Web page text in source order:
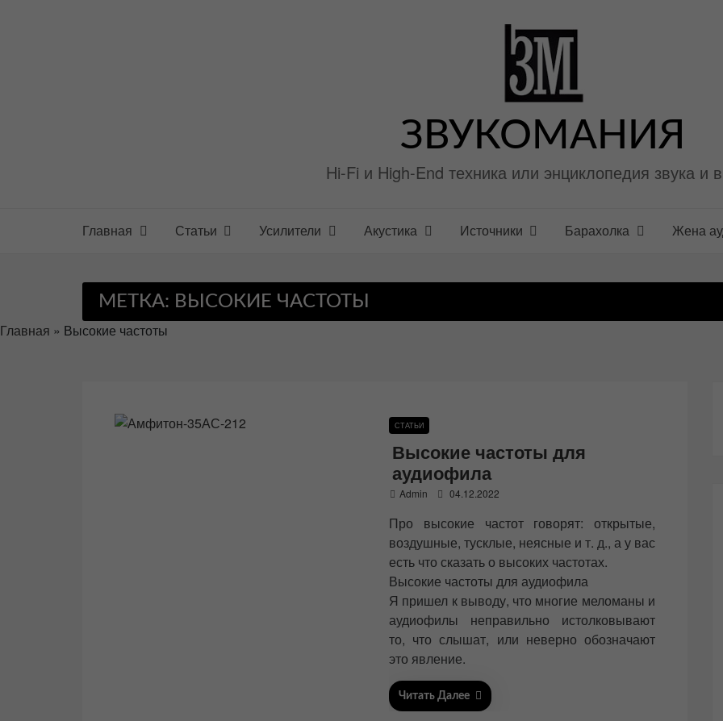
ЗВУКОМАНИЯ
Hi-Fi и High-End техника или энциклопедия звука и
Главная Статьи Усилители Акустика Источники Барахолка Жена
МЕТКА: ВЫСОКИЕ ЧАСТОТЫ
Главная » Высокие частоты
СТАТЬИ
Высокие частоты для
аудиофила
Admin
s
e
d
o
04.12.2022
Про высокие частот говорят: открытые,
воздушные, тусклые, неясные и т. д., а у вас
есть что сказать о высоких частотах.
Высокие частоты для аудиофила
Я пришел к выводу, что многие меломаны и
аудиофилы неправильно истолковывают
то, что слышат, или неверно обозначают
это явление.
Читать Далее